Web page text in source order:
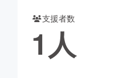
CAMPFIRE Creation
ya コミュニティ
支援者数
1人